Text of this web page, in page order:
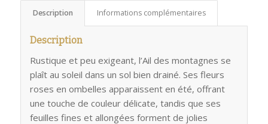
Description Informations complémentaires
Description
Rustique et peu exigeant, l’Ail des montagnes se
plaît au soleil dans un sol bien drainé. Ses fleurs
roses en ombelles apparaissent en été, offrant
une touche de couleur délicate, tandis que ses
feuilles fines et allongées forment de jolies